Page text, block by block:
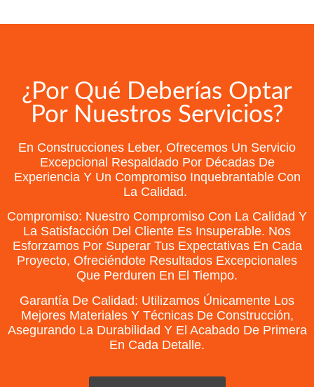
¿Por Qué Deberías Optar
Por Nuestros Servicios?
En Construcciones Leber, Ofrecemos Un Servicio
Excepcional Respaldado Por Décadas De
Experiencia Y Un Compromiso Inquebrantable Con
La Calidad.
Compromiso: Nuestro Compromiso Con La Calidad Y
La Satisfacción Del Cliente Es Insuperable. Nos
Esforzamos Por Superar Tus Expectativas En Cada
Proyecto, Ofreciéndote Resultados Excepcionales
Que Perduren En El Tiempo.
Garantía De Calidad: Utilizamos Únicamente Los
Mejores Materiales Y Técnicas De Construcción,
Asegurando La Durabilidad Y El Acabado De Primera
En Cada Detalle.